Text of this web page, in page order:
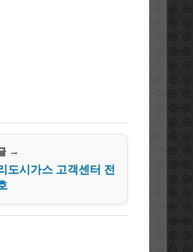
→
도시가스 고객센터 전